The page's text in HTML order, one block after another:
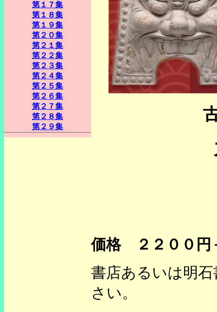
第１７集
第１８集
第１９集
第２０集
第２１集
第２２集
第２３集
第２４集
第２５集
第２６集
第２７集
第２８集
第２９集
価格 ２２００円
書店あるいは明
さい。